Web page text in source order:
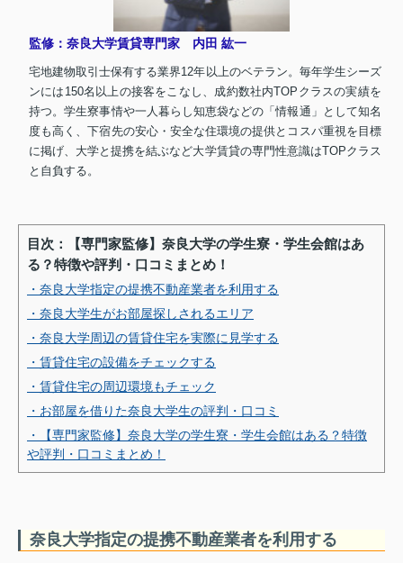
監修：奈良大学賃貸専門家 内田 紘一
宅地建物取引士保有する業界12年以上のベテラン。毎年学生シーズ
ンには150名以上の接客をこなし、成約数社内TOPクラスの実績を
持つ。学生寮事情や一人暮らし知恵袋などの「情報通」として知名
度も高く、下宿先の安心・安全な住環境の提供とコスパ重視を目標
に掲げ、大学と提携を結ぶなど大学賃貸の専門性意識はTOPクラス
と自負する。
目次：【専門家監修】奈良大学の学生寮・学生会館はあ
る？特徴や評判・口コミまとめ！
・奈良大学指定の提携不動産業者を利用する
・奈良大学生がお部屋探しされるエリア
・奈良大学周辺の賃貸住宅を実際に見学する
・賃貸住宅の設備をチェックする
・賃貸住宅の周辺環境もチェック
・お部屋を借りた奈良大学生の評判・口コミ
・【専門家監修】奈良大学の学生寮・学生会館はある？特徴
や評判・口コミまとめ！
奈良大学指定の提携不動産業者を利用する